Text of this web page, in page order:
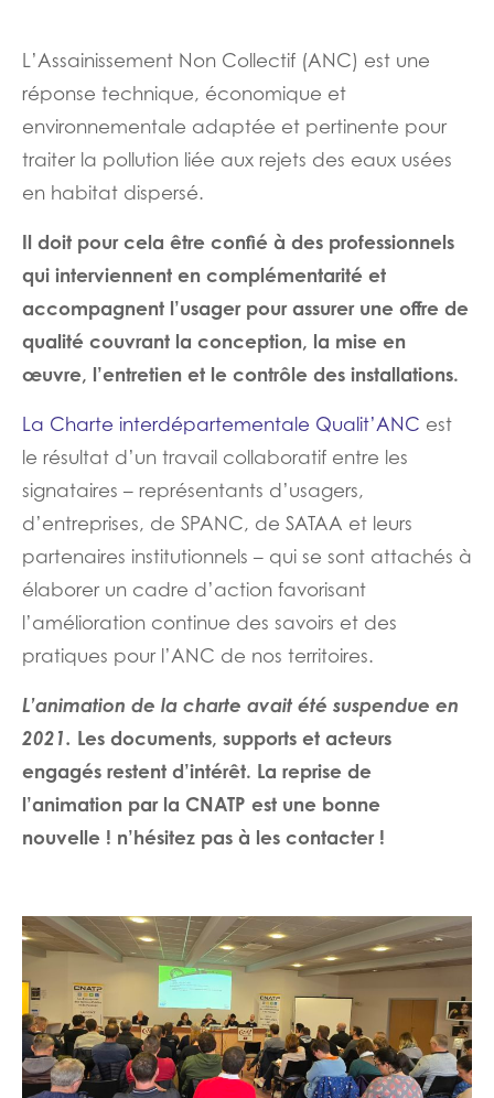
L’Assainissement Non Collectif (ANC) est une
réponse technique, économique et
environnementale adaptée et pertinente pour
traiter la pollution liée aux rejets des eaux usées
en habitat dispersé.
Il doit pour cela être confié à des professionnels
qui interviennent en complémentarité et
accompagnent l’usager pour assurer une offre de
qualité couvrant la conception, la mise en
œuvre, l’entretien et le contrôle des installations.
La Charte interdépartementale Qualit’ANC est
le résultat d’un travail collaboratif entre les
signataires – représentants d’usagers,
d’entreprises, de SPANC, de SATAA et leurs
partenaires institutionnels – qui se sont attachés à
élaborer un cadre d’action favorisant
l’amélioration continue des savoirs et des
pratiques pour l’ANC de nos territoires.
L’animation de la charte avait été suspendue en
2021. Les documents, supports et acteurs
engagés restent d’intérêt. La reprise de
l’animation par la CNATP est une bonne
nouvelle ! n’hésitez pas à les contacter !